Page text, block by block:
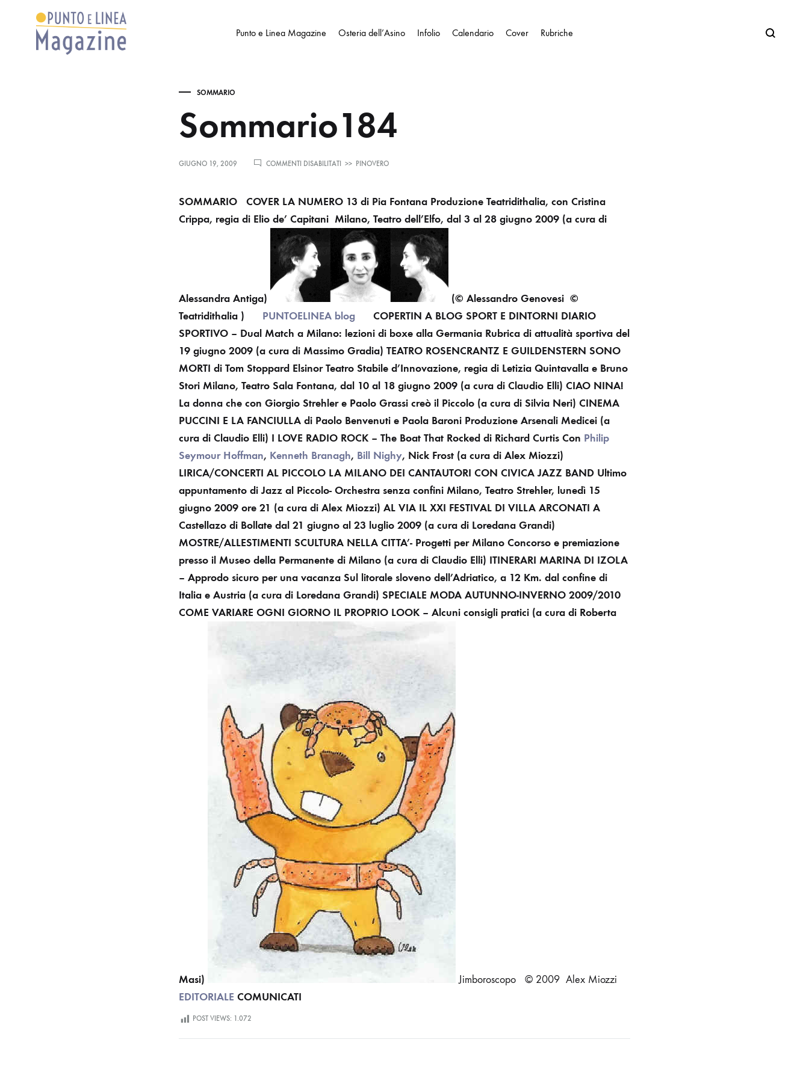
Punto e Linea Magazine Osteria dell’Asino Infolio Calendario Cover Rubriche Search
SOMMARIO
Sommario184
GIUGNO 19, 2009 COMMENTI DISABILITATI
SU
>> PINOVERO
SOMMARIO COVER LA NUMERO 13 di Pia Fontana Produzione Teatridithalia, con Cristina
Crippa, regia di Elio de’ Capitani Milano, Teatro dell’Elfo, dal 3 al 28 giugno 2009 (a cura di
Alessandra Antiga)
(© Alessandro Genovesi ©
Teatridithalia )
PUNTOELINEA blog COPERTIN A BLOG SPORT E DINTORNI DIARIO
SPORTIVO – Dual Match a Milano: lezioni di boxe alla Germania Rubrica di attualità sportiva del
19 giugno 2009 (a cura di Massimo Gradia) TEATRO ROSENCRANTZ E GUILDENSTERN SONO
MORTI di Tom Stoppard Elsinor Teatro Stabile d’Innovazione, regia di Letizia Quintavalla e Bruno
Stori Milano, Teatro Sala Fontana, dal 10 al 18 giugno 2009 (a cura di Claudio Elli) CIAO NINA!
La donna che con Giorgio Strehler e Paolo Grassi creò il Piccolo (a cura di Silvia Neri) CINEMA
PUCCINI E LA FANCIULLA di Paolo Benvenuti e Paola Baroni Produzione Arsenali Medicei (a
cura di Claudio Elli) I LOVE RADIO ROCK – The Boat That Rocked di Richard Curtis Con Philip
Seymour Hoffman, Kenneth Branagh, Bill Nighy, Nick Frost (a cura di Alex Miozzi)
LIRICA/CONCERTI AL PICCOLO LA MILANO DEI CANTAUTORI CON CIVICA JAZZ BAND Ultimo
appuntamento di Jazz al Piccolo- Orchestra senza confini Milano, Teatro Strehler, lunedì 15
giugno 2009 ore 21 (a cura di Alex Miozzi) AL VIA IL XXI FESTIVAL DI VILLA ARCONATI A
Castellazo di Bollate dal 21 giugno al 23 luglio 2009 (a cura di Loredana Grandi)
MOSTRE/ALLESTIMENTI SCULTURA NELLA CITTA’- Progetti per Milano Concorso e premiazione
presso il Museo della Permanente di Milano (a cura di Claudio Elli) ITINERARI MARINA DI IZOLA
– Approdo sicuro per una vacanza Sul litorale sloveno dell’Adriatico, a 12 Km. dal confine di
Italia e Austria (a cura di Loredana Grandi) SPECIALE MODA AUTUNNO-INVERNO 2009/2010
COME VARIARE OGNI GIORNO IL PROPRIO LOOK – Alcuni consigli pratici (a cura di Roberta
Masi) Jimboroscopo © 2009 Alex Miozzi
EDITORIALE COMUNICATI
POST VIEWS: 1.072